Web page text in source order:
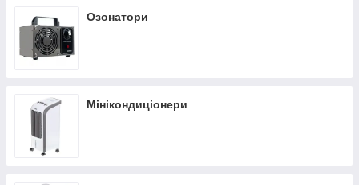
Озонатори
Мінікондиціонери